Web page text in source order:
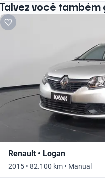
Talvez você também
Renault • Logan
2015 • 82.100 km • Manual